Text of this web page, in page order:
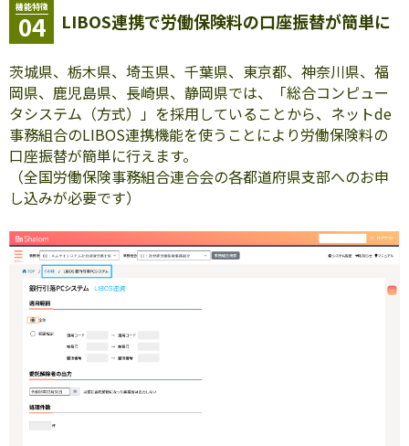
機能特徴
04 LIBOS連携で労働保険料の口座振替が簡単に
茨城県、栃木県、埼玉県、千葉県、東京都、神奈川県、福
岡県、鹿児島県、長崎県、静岡県では、「総合コンピュー
タシステム（方式）」を採用していることから、ネットde
事務組合のLIBOS連携機能を使うことにより労働保険料の
口座振替が簡単に行えます。
（全国労働保険事務組合連合会の各都道府県支部へのお申
し込みが必要です）